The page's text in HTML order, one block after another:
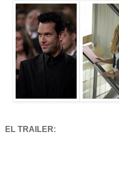
EL TRAILER: